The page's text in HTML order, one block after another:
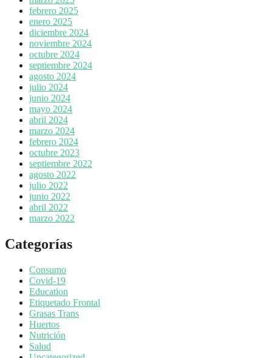
febrero 2025
enero 2025
diciembre 2024
noviembre 2024
octubre 2024
septiembre 2024
agosto 2024
julio 2024
junio 2024
mayo 2024
abril 2024
marzo 2024
febrero 2024
octubre 2023
septiembre 2022
agosto 2022
julio 2022
junio 2022
abril 2022
marzo 2022
Categorías
Consumo
Covid-19
Education
Etiquetado Frontal
Grasas Trans
Huertos
Nutrición
Salud